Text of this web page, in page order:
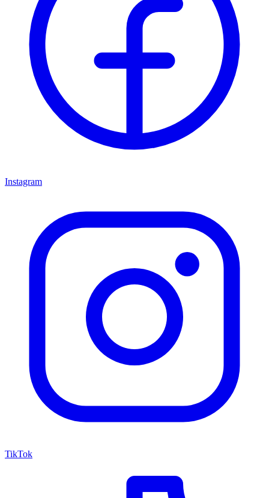
Instagram
TikTok